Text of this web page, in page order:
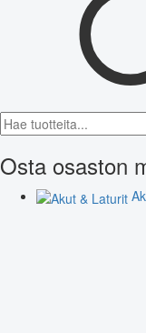
Osta osaston